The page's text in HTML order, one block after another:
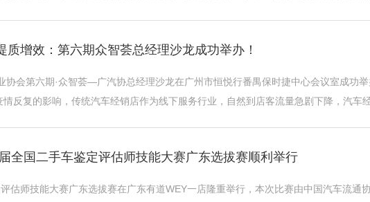
增效：第六期众智荟总经理沙龙成功举办！
协会第六期·众智荟—广汽协总经理沙龙在广州市恒悦行番禺保时捷中心会议室成功
反复的影响，传统汽车经销店作为线下服务行业，自然到店客流量急剧下降，汽车
全国二手车鉴定评估师技能大赛广东选拔赛顺利举行
估师技能大赛广东选拔赛在广东有道WEY一店隆重举行，本次比赛由中国汽车流通